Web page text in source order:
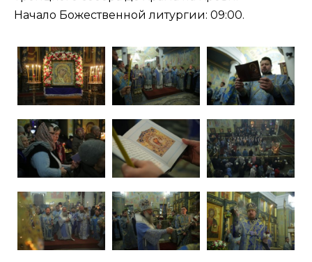
Начало Божественной литургии: 09:00.